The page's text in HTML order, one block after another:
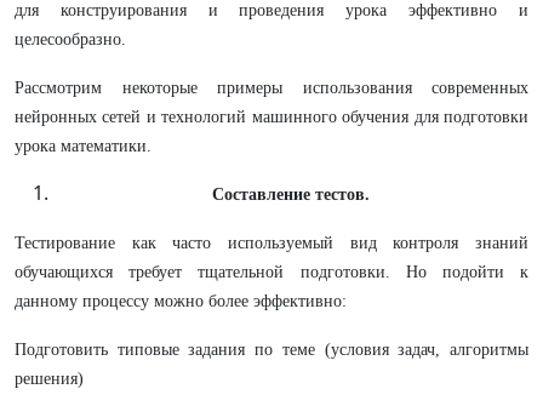
для конструирования и проведения урока эффективно и
целесообразно.
Рассмотрим некоторые примеры использования современных
нейронных сетей и технологий машинного обучения для подготовки
урока математики.
Составление тестов.
Тестирование как часто используемый вид контроля знаний
обучающихся требует тщательной подготовки. Но подойти к
данному процессу можно более эффективно:
Подготовить типовые задания по теме (условия задач, алгоритмы
решения)